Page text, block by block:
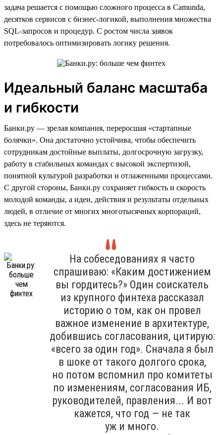
задача решается с помощью сложного процесса в Camunda,
десятков сервисов с бизнес-логикой, выполнения множества
SQL-запросов и процедур. С ростом числа заявок
потребовалось оптимизировать логику решения.
Идеальный баланс масштаба
и гибкости
Банки.ру — зрелая компания, переросшая «стартапные
болячки». Она достаточно устойчива, чтобы обеспечить
сотрудникам достойные выплаты, долгосрочную загрузку,
работу в стабильных командах с высокой экспертизой,
понятной культурой разработки и отлаженными процессами.
С другой стороны, Банки.ру сохраняет гибкость и скорость
молодой команды, а идеи, действия и результаты отдельных
людей, в отличие от многих многотысячных корпораций,
здесь не теряются.
На собеседованиях я часто
спрашиваю: «Каким достижением
вы гордитесь?» Один соискатель
из крупного финтеха рассказал
историю о том, как он провел
важное изменение в архитектуре,
добившись согласования, цитирую:
«всего за один год». Сначала я был
в шоке от такого долгого срока,
но потом вспомнил про комитеты
по изменениям, согласования ИБ,
руководителей, правления... И вот
кажется, что год — не так
уж и много.